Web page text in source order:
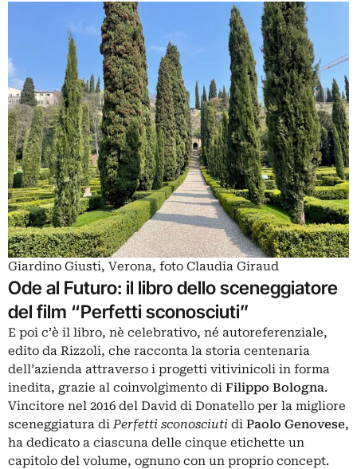
Giardino Giusti, Verona, foto Claudia Giraud
Ode al Futuro: il libro dello sceneggiatore
del film “Perfetti sconosciuti”
E poi c’è il libro, nè celebrativo, né autoreferenziale,
edito da Rizzoli, che racconta la storia centenaria
dell’azienda attraverso i progetti vitivinicoli in forma
inedita, grazie al coinvolgimento di Filippo Bologna.
Vincitore nel 2016 del David di Donatello per la migliore
sceneggiatura diPerfetti sconosciuti di Paolo Genovese,
ha dedicato a ciascuna delle cinque etichette un
capitolo del volume, ognuno con un proprio concept.